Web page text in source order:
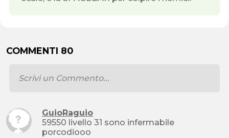
COMMENTI 80
GuioRaguio
59550 livello 31 sono infermabile
porcodiooo